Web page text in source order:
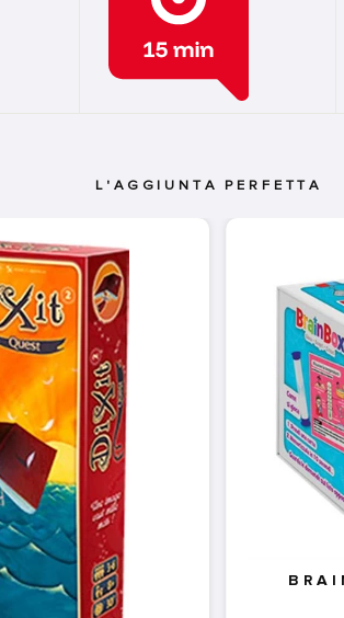
L'AGGIUNTA PERFETTA